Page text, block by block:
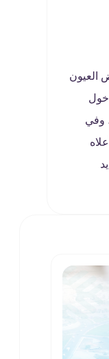
العيون
وفي